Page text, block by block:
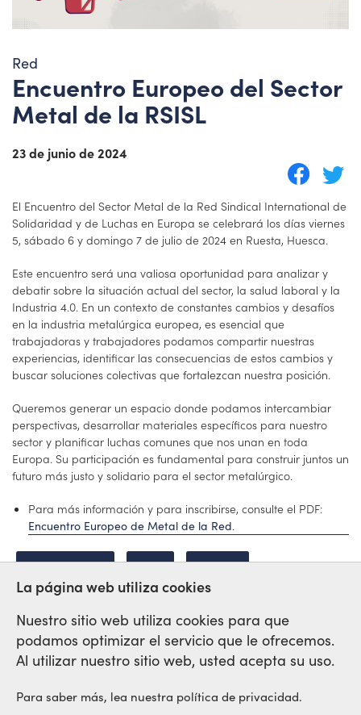
Red
Encuentro Europeo del Sector
Metal de la RSISL
23 de junio de 2024
El Encuentro del Sector Metal de la Red Sindical International de
Solidaridad y de Luchas en Europa se celebrará los días viernes
5, sábado 6 y domingo 7 de julio de 2024 en Ruesta, Huesca.
Este encuentro será una valiosa oportunidad para analizar y
debatir sobre la situación actual del sector, la salud laboral y la
Industria 4.0. En un contexto de constantes cambios y desafíos
en la industria metalúrgica europea, es esencial que
trabajadoras y trabajadores podamos compartir nuestras
experiencias, identificar las consecuencias de estos cambios y
buscar soluciones colectivas que fortalezcan nuestra posición.
Queremos generar un espacio donde podamos intercambiar
perspectivas, desarrollar materiales específicos para nuestro
sector y planificar luchas comunes que nos unan en toda
Europa. Su participación es fundamental para construir juntos un
futuro más justo y solidario para el sector metalúrgico.
Para más información y para inscribirse, consulte el PDF:
Encuentro Europeo de Metal de la Red.
ENCUENTRO RED METAL
Red Sindical Internacional
La página web utiliza cookies
Nuestro sitio web utiliza cookies para que
podamos optimizar el servicio que le ofrecemos.
Al utilizar nuestro sitio web, usted acepta su uso.
Para saber más, lea nuestra política de privacidad.